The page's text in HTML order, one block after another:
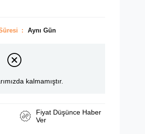
: Aynı Gün
kalmamıştır.
Fiyat Düşünce Haber
Ver